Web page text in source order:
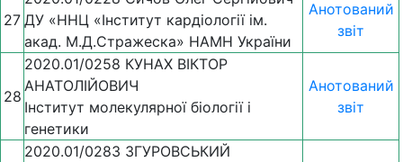
27 ДУ «ННЦ «Інститут кардіології ім.
акад. М.Д.Стражеска» НАМН України
Анотований
звіт
28
2020.01/0258 КУНАХ ВІКТОР
АНАТОЛІЙОВИЧ
Інститут молекулярної біології і
генетики
Анотований
звіт
2020.01/0283 ЗГУРОВСЬКИЙ